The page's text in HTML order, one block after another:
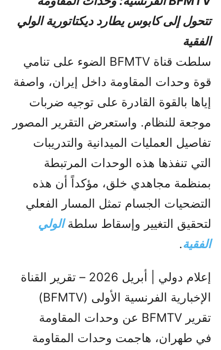
تتحول إلى كابوس يطارد ديكتاتورية الولي
الفقیة
سلطت قناة BFMTV الضوء على تنامي
قوة وحدات المقاومة داخل إيران، واصفة
إياها بالقوة القادرة على توجيه ضربات
موجعة للنظام. واستعرض التقرير المصور
تفاصيل العمليات الميدانية والتدريبات
التي تنفذها هذه الوحدات المرتبطة
بمنظمة مجاهدي خلق، مؤكداً أن هذه
التضحيات الجسام تمثل المسار الفعلي
لتحقيق التغيير وإسقاط سلطةالولي
الفقیة.
إعلام دولي | أبريل 2026 – تقرير القناة
الإخبارية الفرنسية الأولى (BFMTV)
تقرير BFMTV عن وحدات المقاومة
في طهران، هاجمت وحدات المقاومة